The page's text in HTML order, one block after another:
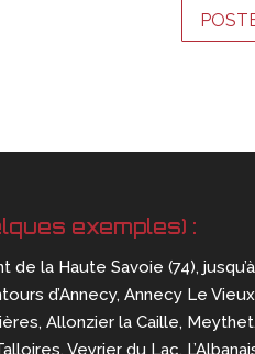
exemples) :
la Haute Savoie (74),
d’Annecy, Annecy Le
Allonzier la Caille,
Veyrier du Lac.